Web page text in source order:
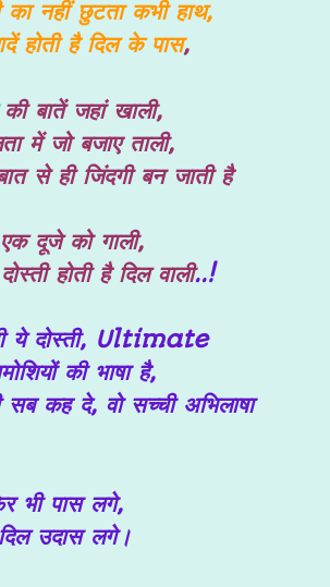
का नहीं छुटता कभी हाथ,
होती है दिल के पास,
बातें जहां खाली,
में जो बजाए ताली,
से ही जिंदगी बन जाती है
दूजे को गाली,
होती है दिल वाली..!
ये दोस्ती, Ultimate
की भाषा है,
सब कह दे, वो सच्ची अभिलाषा
भी पास लगे,
उदास लगे।